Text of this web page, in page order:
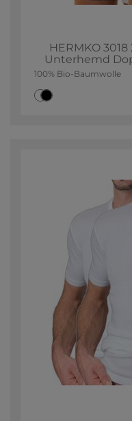
HERMKO
Unterhemd
100% Bio-Baumwolle